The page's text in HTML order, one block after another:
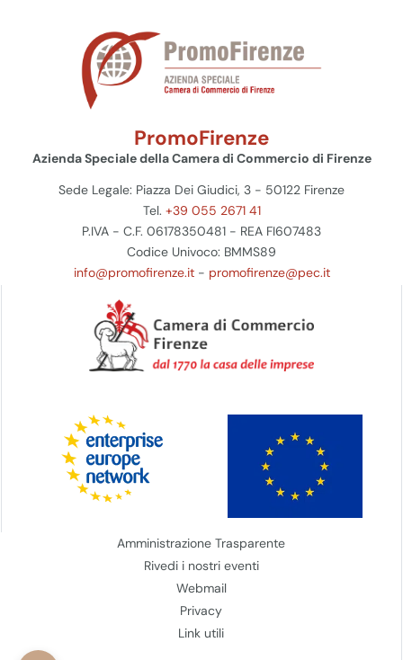
PromoFirenze
Azienda Speciale della Camera di Commercio di Firenze
Sede Legale: Piazza Dei Giudici, 3 - 50122 Firenze
Tel. +39 055 2671 41
P.IVA - C.F. 06178350481 - REA FI607483
Codice Univoco: BMMS89
info@promofirenze.it- promofirenze@pec.it
Amministrazione Trasparente
Rivedi i nostri eventi
Webmail
Privacy
Link utili